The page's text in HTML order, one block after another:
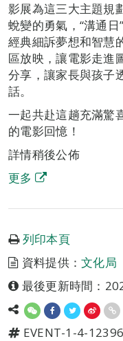
影展為這三大主題規
蛻變的勇氣，“溝通
經典細訴夢想和智慧
區放映，讓電影走進
分享，讓家長與孩子
話。
一起共赴這趟充滿驚
的電影回憶！
詳情稍後公佈
更多
列印本頁
資料提供：文化局
最後更新時間：
EVENT-1-4-